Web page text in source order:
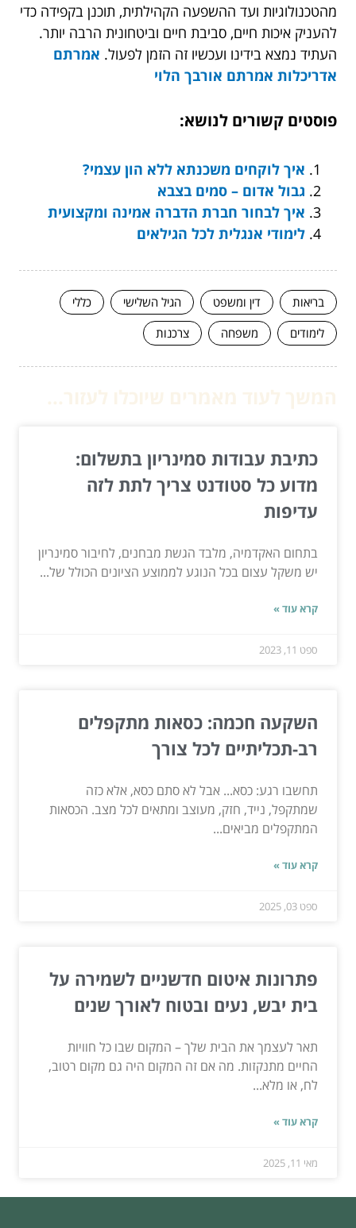
מהטכנולוגיות ועד ההשפעה הקהילתית, תוכנן בקפידה כדי
להעניק איכות חיים, סביבת חיים וביטחונית הרבה יותר.
העתיד נמצא בידינו ועכשיו זה הזמן לפעול. אמרתם
אדריכלות אמרתם אורבך הלוי
פוסטים קשורים לנושא:
איך לוקחים משכנתא ללא הון עצמי?
גבול אדום – סמים בצבא
איך לבחור חברת הדברה אמינה ומקצועית
לימודי אנגלית לכל הגילאים
בריאות דין ומשפט הגיל השלישי
כללי
לימודים
משפחה צרכנות
כתיבת עבודות סמינריון בתשלום:
מדוע כל סטודנט צריך לתת לזה
עדיפות
בתחום האקדמיה, מלבד הגשת מבחנים, לחיבור סמינריון
יש משקל עצום בכל הנוגע לממוצע הציונים הכולל של...
קרא עוד »
ספט 11, 2023
השקעה חכמה: כסאות מתקפלים
רב-תכליתיים לכל צורך
תחשבו רגע: כסא... אבל לא סתם כסא, אלא כזה
שמתקפל, נייד, חזק, מעוצב ומתאים לכל מצב. הכסאות
המתקפלים מביאים...
קרא עוד »
ספט 03, 2025
פתרונות איטום חדשניים לשמירה על
בית יבש, נעים ובטוח לאורך שנים
תאר לעצמך את הבית שלך – המקום שבו כל חוויות
החיים מתנקזות. מה אם זה המקום היה גם מקום רטוב,
לח, או מלא...
קרא עוד »
מאי 11, 2025